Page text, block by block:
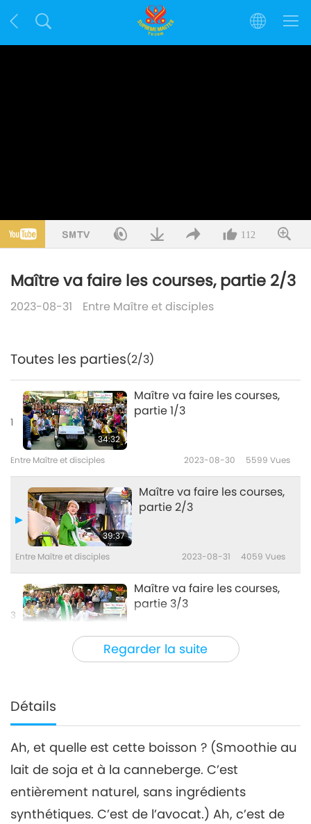
112
Maître va faire les courses, partie 2/3
2023-08-31 Entre Maître et disciples
Regarder la suite
Toutes les parties(2/3)
1
34:32
Maître va faire les courses,
partie 1/3
Entre Maître et disciples 2023-08-30 5599 Vues
39:37
Maître va faire les courses,
partie 2/3
Entre Maître et disciples 2023-08-31 4059 Vues
3
Maître va faire les courses,
partie 3/3
Entre Maître et disciples 2023-09-01
Détails
Ah, et quelle est cette boisson ? (Smoothie au
lait de soja et à la canneberge. C’est
entièrement naturel, sans ingrédients
synthétiques. C’est de l’avocat.) Ah, c’est de